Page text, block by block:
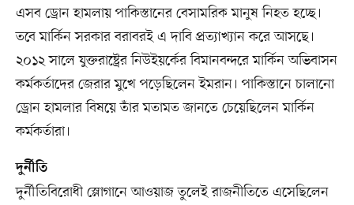
এসব ড্রোন হামলায় পাকিস্তানের বেসামরিক মানুষ নিহত হচ্ছে।
তবে মার্কিন সরকার বরাবরই এ দাবি প্রত্যাখ্যান করে আসছে।
২০১২ সালে যুক্তরাষ্ট্রের নিউইয়র্কের বিমানবন্দরে মার্কিন অভিবাসন
কর্মকর্তাদের জেরার মুখে পড়েছিলেন ইমরান। পাকিস্তানে চালানো
ড্রোন হামলার বিষয়ে তাঁর মতামত জানতে চেয়েছিলেন মার্কিন
কর্মকর্তারা।
দুর্নীতি
দুর্নীতিবিরোধী স্লোগানে আওয়াজ তুলেই রাজনীতিতে এসেছিলেন